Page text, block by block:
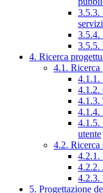
3.5.3.
3.5.4.
3.5.5.
4. Ricerca
4.1. Ricerca
4.1.1.
4.1.2.
4.1.3.
4.1.4.
4.1.5.
utente
4.2. Ricerca
4.2.1.
4.2.2.
4.2.3.
5. Progettazione